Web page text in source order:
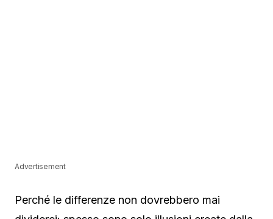
Advertisement
Perché le differenze non dovrebbero mai